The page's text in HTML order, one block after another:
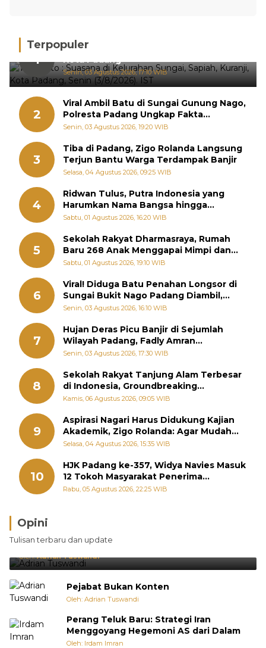
Terpopuler
1
Hujan Deras, 15 Titik Banjir Terdeteksi di
Kota Padang
Senin, 03 Agustus 2026, 17:10 WIB
2
Viral Ambil Batu di Sungai Gunung Nago,
Polresta Padang Ungkap Fakta
Sebenarnya
Senin, 03 Agustus 2026, 19:20 WIB
3
Tiba di Padang, Zigo Rolanda Langsung
Terjun Bantu Warga Terdampak Banjir
Selasa, 04 Agustus 2026, 09:25 WIB
4
Ridwan Tulus, Putra Indonesia yang
Harumkan Nama Bangsa hingga
Diabadikan dalam Buku Jepang
Sabtu, 01 Agustus 2026, 16:20 WIB
5
Sekolah Rakyat Dharmasraya, Rumah
Baru 268 Anak Menggapai Mimpi dan
Memutus Rantai Kemiskinan
Sabtu, 01 Agustus 2026, 19:10 WIB
6
Viral! Diduga Batu Penahan Longsor di
Sungai Bukit Nago Padang Diambil,
Warga Khawatir Bencana Terulang
Senin, 03 Agustus 2026, 16:10 WIB
7
Hujan Deras Picu Banjir di Sejumlah
Wilayah Padang, Fadly Amran
Perintahkan OPD Siaga
Senin, 03 Agustus 2026, 17:30 WIB
8
Sekolah Rakyat Tanjung Alam Terbesar
di Indonesia, Groundbreaking
September
Kamis, 06 Agustus 2026, 09:05 WIB
9
Aspirasi Nagari Harus Didukung Kajian
Akademik, Zigo Rolanda: Agar Mudah
Diperjuangkan di Kementerian
Selasa, 04 Agustus 2026, 15:35 WIB
10
HJK Padang ke-357, Widya Navies Masuk
12 Tokoh Masyarakat Penerima
Penghargaan Pemko Padang
Rabu, 05 Agustus 2026, 22:25 WIB
Opini
Tulisan terbaru dan update
Brasil Lebih Diunggulkan, tetapi Jepang Selalu
Punya Cara Membuat Kejutan
Oleh:Adrian Tuswandi
Pejabat Bukan Konten
Oleh: Adrian Tuswandi
Perang Teluk Baru: Strategi Iran
Menggoyang Hegemoni AS dari Dalam
Oleh: Irdam Imran